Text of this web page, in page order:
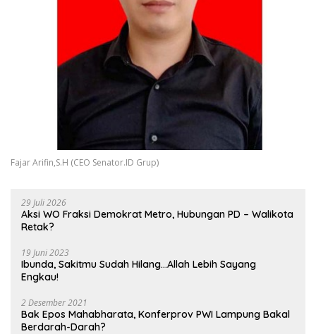
Fajar Arifin,S.H (CEO Senator.ID Grup)
29 Juli 2026
Aksi WO Fraksi Demokrat Metro, Hubungan PD – Walikota
Retak?
19 Juni 2023
Ibunda, Sakitmu Sudah Hilang…Allah Lebih Sayang
Engkau!
2 Desember 2021
Bak Epos Mahabharata, Konferprov PWI Lampung Bakal
Berdarah-Darah?